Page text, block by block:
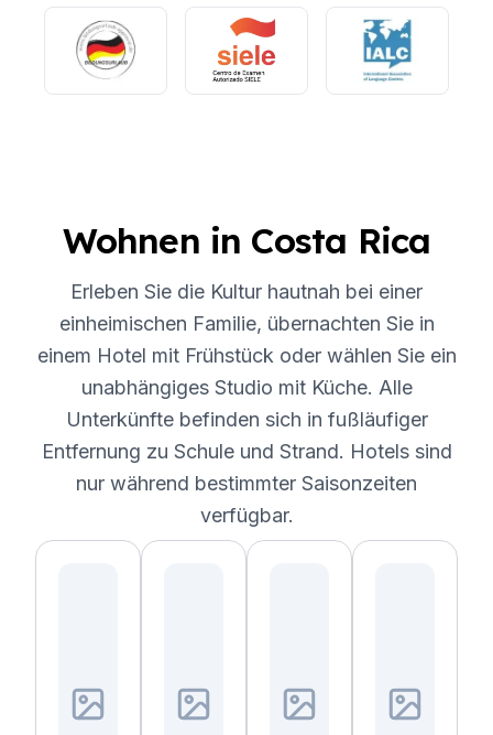
Wohnen in Costa Rica
Erleben Sie die Kultur hautnah bei einer
einheimischen Familie, übernachten Sie in
einem Hotel mit Frühstück oder wählen Sie ein
unabhängiges Studio mit Küche. Alle
Unterkünfte befinden sich in fußläufiger
Entfernung zu Schule und Strand. Hotels sind
nur während bestimmter Saisonzeiten
verfügbar.